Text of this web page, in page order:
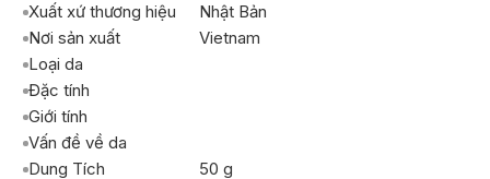
Xuất xứ thương hiệu
Nhật Bản
Nơi sản xuất
Vietnam
Loại da
Đặc tính
Giới tính
Vấn đề về da
Dung Tích
50 g